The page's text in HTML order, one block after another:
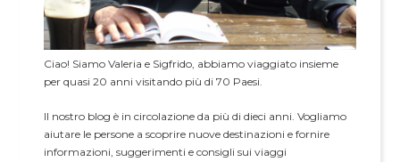
Ciao! Siamo Valeria e Sigfrido, abbiamo viaggiato insieme
per quasi 20 anni visitando più di 70 Paesi.
Il nostro blog è in circolazione da più di dieci anni. Vogliamo
aiutare le persone a scoprire nuove destinazioni e fornire
informazioni, suggerimenti e consigli sui viaggi